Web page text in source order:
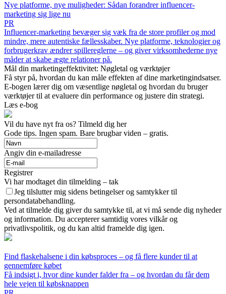
Nye platforme, nye muligheder: Sådan forandrer influencer-
marketing sig lige nu
PR
Influencer-marketing bevæger sig væk fra de store profiler og mod
mindre, mere autentiske fællesskaber. Nye platforme, teknologier og
forbrugerkrav ændrer spillereglerne – og giver virksomhederne nye
måder at skabe ægte relationer på.
Mål din marketingeffektivitet: Nøgletal og værktøjer
Få styr på, hvordan du kan måle effekten af dine marketingindsatser.
E-bogen lærer dig om væsentlige nøgletal og hvordan du bruger
værktøjer til at evaluere din performance og justere din strategi.
Læs e-bog
Vil du have nyt fra os? Tilmeld dig her
Gode tips. Ingen spam. Bare brugbar viden – gratis.
Angiv din e-mailadresse
Registrer
Vi har modtaget din tilmelding – tak
Jeg tilslutter mig sidens betingelser og samtykker til
persondatabehandling.
Ved at tilmelde dig giver du samtykke til, at vi må sende dig nyheder
og information. Du accepterer samtidig vores vilkår og
privatlivspolitik, og du kan altid framelde dig igen.
Find flaskehalsene i din købsproces – og få flere kunder til at
gennemføre købet
Få indsigt i, hvor dine kunder falder fra – og hvordan du får dem
hele vejen til købsknappen